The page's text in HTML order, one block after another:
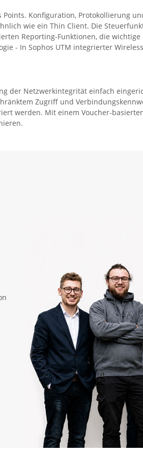
Konfiguration, Protokollierung
wie ein Thin Client. Die
Reporting-Funktionen, die
- In Sophos UTM integrierter
Netzwerkintegrität einfach
Zugriff und
werden. Mit einem Voucher-